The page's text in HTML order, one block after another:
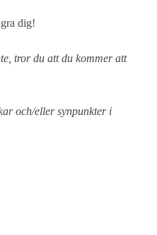
dig!
tror du att du kommer att
och/eller synpunkter i